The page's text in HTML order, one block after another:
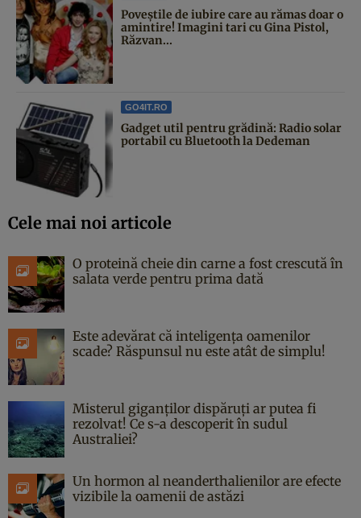
Poveştile de iubire care au rămas doar o
amintire! Imagini tari cu Gina Pistol,
Răzvan...
GO4IT.RO
Gadget util pentru grădină: Radio solar
portabil cu Bluetooth la Dedeman
Cele mai noi articole
O proteină cheie din carne a fost crescută în
salata verde pentru prima dată
Este adevărat că inteligența oamenilor
scade? Răspunsul nu este atât de simplu!
Misterul giganților dispăruți ar putea fi
rezolvat! Ce s-a descoperit în sudul
Australiei?
Un hormon al neanderthalienilor are efecte
vizibile la oamenii de astăzi